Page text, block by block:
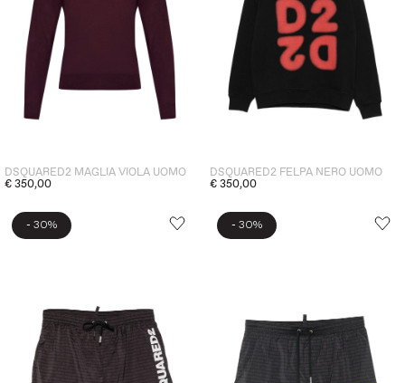
DSQUARED2 MAGLIA VIOLA UOMO
€ 350,00
DSQUARED2 FELPA NERO UOMO
€ 350,00
- 30% - 30%